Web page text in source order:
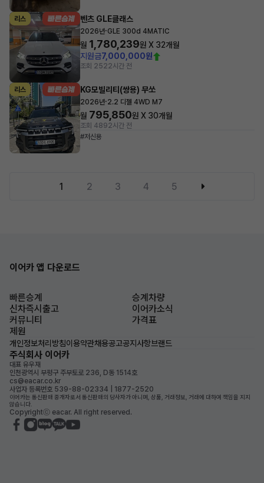
리스 벤츠 GLE클래스
2026년·GLE 300d 4MATIC
월 1,780,239원 X 32개월
지원금7,000,000원
조회 2522시간 전
리스 KG모빌리티(쌍용) 무쏘
2026년·2.2 디젤 4WD M7
월 795,850원 X 30개월
조회 4892시간 전
#저신용
1 2 3 4 5
이어카 앱 다운로드
빠른승계
승계차량
신차즉시출고
이어카소식
커뮤니티
가격표
제원
개인정보처리방침이용약관채용공고공지사항브랜드
주식회사 이어카
대표 유우재
인천광역시 부평구 주부토로 236, D동 1514호
cs@eacar.co.kr
사업자 등록번호 539-88-02334 | 1877-2520
이어카는 통신판매 중개자로서 통신판매의 당사자가 아니며, 상품, 거래정보, 거래에 대하여 책임을 지지
않습니다.
Copyrightⓒ eacar. All right reserved.